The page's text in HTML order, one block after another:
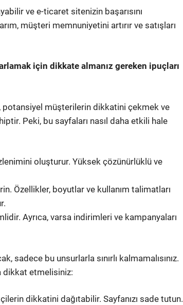
ve e-ticaret sitenizin başarısını
müşteri memnuniyetini artırır ve satışları
için dikkate almanız gereken ipuçları
, potansiyel müşterilerin dikkatini çekmek ve
Peki, bu sayfaları nasıl daha etkili hale
oluşturur. Yüksek çözünürlüklü ve
Özellikler, boyutlar ve kullanım talimatları
Ayrıca, varsa indirimleri ve kampanyaları
sadece bu unsurlarla sınırlı kalmamalısınız.
dikkat etmelisiniz:
dikkatini dağıtabilir. Sayfanızı sade tutun.